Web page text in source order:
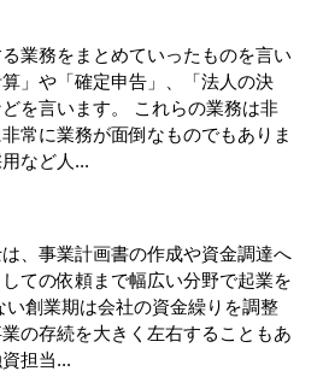
業務をまとめていったものを言い
」や「確定申告」、「法人の決
を言います。 これらの業務は非
常に業務が面倒なものでもありま
など人...
、事業計画書の作成や資金調達へ
ての依頼まで幅広い分野で起業を
創業期は会社の資金繰りを調整
の存続を大きく左右することもあ
担当...